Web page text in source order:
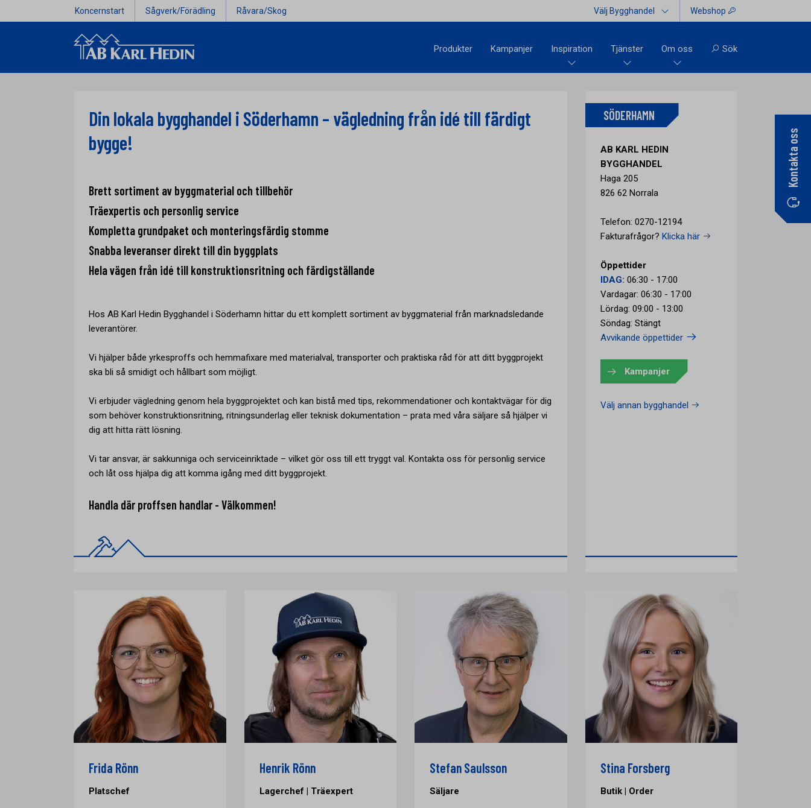
Koncernstart Sågverk/Förädling Råvara/Skog Välj Bygghandel Webshop
Produkter Kampanjer Inspiration Tjänster Om oss Sök
Kontakta oss
Din lokala bygghandel i Söderhamn – vägledning från idé till färdigt
bygge!
Brett sortiment av byggmaterial och tillbehör
Träexpertis och personlig service
Kompletta grundpaket och monteringsfärdig stomme
Snabba leveranser direkt till din byggplats
Hela vägen från idé till konstruktionsritning och färdigställande
Hos AB Karl Hedin Bygghandel i Söderhamn hittar du ett komplett sortiment av byggmaterial från marknadsledande
leverantörer.
Vi hjälper både yrkesproffs och hemmafixare med materialval, transporter och praktiska råd för att ditt byggprojekt
ska bli så smidigt och hållbart som möjligt.
Vi erbjuder vägledning genom hela byggprojektet och kan bistå med tips, rekommendationer och kontaktvägar för dig
som behöver konstruktionsritning, ritningsunderlag eller teknisk dokumentation – prata med våra säljare så hjälper vi
dig att hitta rätt lösning.
Vi tar ansvar, är sakkunniga och serviceinriktade – vilket gör oss till ett tryggt val. Kontakta oss för personlig service
och låt oss hjälpa dig att komma igång med ditt byggprojekt.
Handla där proffsen handlar - Välkommen!
SÖDERHAMN
AB KARL HEDIN
BYGGHANDEL
Haga 205
826 62 Norrala
Telefon: 0270-12194
Fakturafrågor? Klicka här
Öppettider
IDAG: 06:30 - 17:00
Vardagar: 06:30 - 17:00
Lördag: 09:00 - 13:00
Söndag: Stängt
Avvikande öppettider
Kampanjer
Välj annan bygghandel
Frida Rönn
Platschef
Henrik Rönn
Lagerchef | Träexpert
Stefan Saulsson
Säljare
Stina Forsberg
Butik | Order